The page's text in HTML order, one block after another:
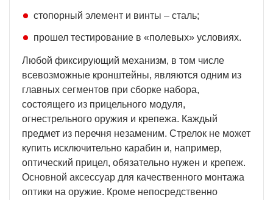
стопорный элемент и винты – сталь;
прошел тестирование в «полевых» условиях.
Любой фиксирующий механизм, в том числе
всевозможные кронштейны, являются одним из
главных сегментов при сборке набора,
состоящего из прицельного модуля,
огнестрельного оружия и крепежа. Каждый
предмет из перечня незаменим. Стрелок не может
купить исключительно карабин и, например,
оптический прицел, обязательно нужен и крепеж.
Основной аксессуар для качественного монтажа
оптики на оружие. Кроме непосредственно